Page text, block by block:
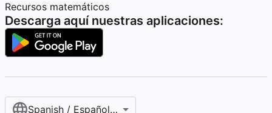
Recursos matemáticos
Descarga aquí nuestras aplicaciones:
Spanish / Español (internacional)